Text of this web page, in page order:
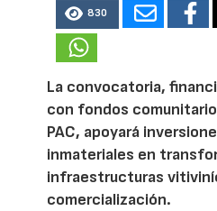
830
La convocatoria,
con fondos
PAC, apoyará
inmateriales en
infraestructuras
comercialización.